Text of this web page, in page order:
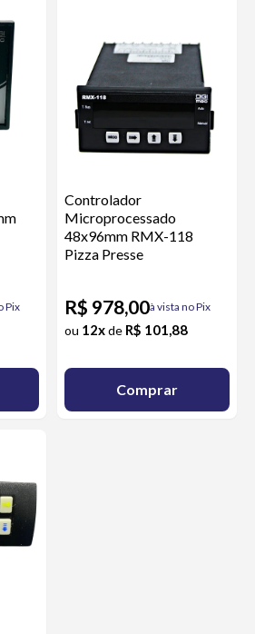
Pix
Controlador
Microprocessado
48x96mm RMX-118
Pizza Presse
R$ 978,00à vista no Pix
ou 12xde R$ 101,88
Comprar